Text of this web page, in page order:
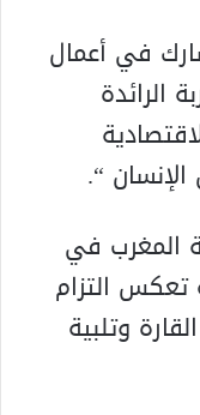
في أعمال
الرائدة
“.
المغرب في
تعكس التزام
وتلبية